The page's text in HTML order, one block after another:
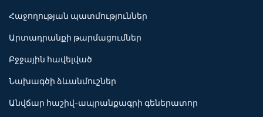
Հաջողության պատմություններ
Արտադրանքի թարմացումներ
Բջջային հավելված
Նախագծի ձևանմուշներ
Անվճար հաշիվ-ապրանքագրի գեներատոր